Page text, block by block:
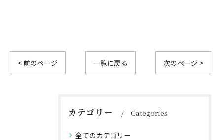
< 前のページ 一覧に戻る 次のページ >
カテゴリー Categories
全てのカテゴリー